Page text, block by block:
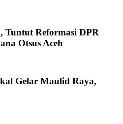
Tuntut Reformasi DPR
Otsus Aceh
Gelar Maulid Raya,